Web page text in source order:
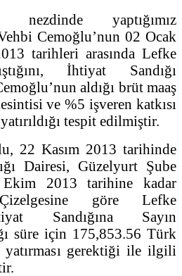
yaptığımız
Cemoğlu’nun 02 Ocak
tarihleri arasında Lefke
İhtiyat Sandığı
aldığı brüt maaş
ve %5 işveren katkısı
tespit edilmiştir.
22 Kasım 2013 tarihinde
Dairesi, Güzelyurt Şube
2013 tarihine kadar
göre Lefke
Sandığına Sayın
süre için 175,853.56 Türk
yatırması gerektiği ile ilgili